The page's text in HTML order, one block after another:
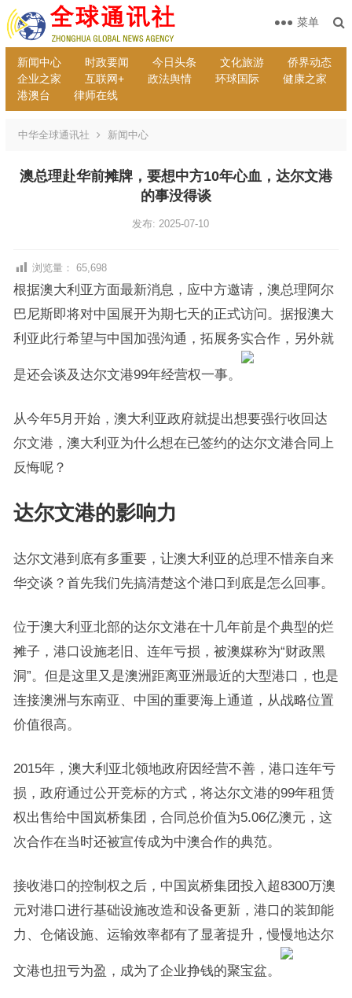
新闻中心 时政要闻 今日头条 文化旅游
侨界动态
企业之家
互联网+ 政法舆情 环球国际
健康之家
港澳台
律师在线
菜单
中华全球通讯社 新闻中心
澳总理赴华前摊牌，要想中方10年心血，达尔文港
的事没得谈
发布: 2025-07-10
浏览量： 65,698
根据澳大利亚方面最新消息，应中方邀请，澳总理阿尔
巴尼斯即将对中国展开为期七天的正式访问。据报澳大
利亚此行希望与中国加强沟通，拓展务实合作，另外就
是还会谈及达尔文港99年经营权一事。
从今年5月开始，澳大利亚政府就提出想要强行收回达
尔文港，澳大利亚为什么想在已签约的达尔文港合同上
反悔呢？
达尔文港的影响力
达尔文港到底有多重要，让澳大利亚的总理不惜亲自来
华交谈？首先我们先搞清楚这个港口到底是怎么回事。
位于澳大利亚北部的达尔文港在十几年前是个典型的烂
摊子，港口设施老旧、连年亏损，被澳媒称为“财政黑
洞”。但是这里又是澳洲距离亚洲最近的大型港口，也是
连接澳洲与东南亚、中国的重要海上通道，从战略位置
价值很高。
2015年，澳大利亚北领地政府因经营不善，港口连年亏
损，政府通过公开竞标的方式，将达尔文港的99年租赁
权出售给中国岚桥集团，合同总价值为5.06亿澳元，这
次合作在当时还被宣传成为中澳合作的典范。
接收港口的控制权之后，中国岚桥集团投入超8300万澳
元对港口进行基础设施改造和设备更新，港口的装卸能
力、仓储设施、运输效率都有了显著提升，慢慢地达尔
文港也扭亏为盈，成为了企业挣钱的聚宝盆。